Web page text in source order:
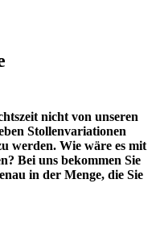
nicht von unseren
Stollenvariationen
werden. Wie wäre es mit
Bei uns bekommen Sie
in der Menge, die Sie